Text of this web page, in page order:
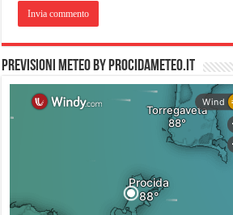
PREVISIONI METEO by PROCIDAMETEO.IT